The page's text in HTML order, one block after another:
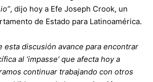
, dijo hoy a Efe Joseph Crook, un
de Estado para Latinoamérica.
esta discusión avance para encontrar
al ‘impasse’ que afecta hoy a
continuar trabajando con otros